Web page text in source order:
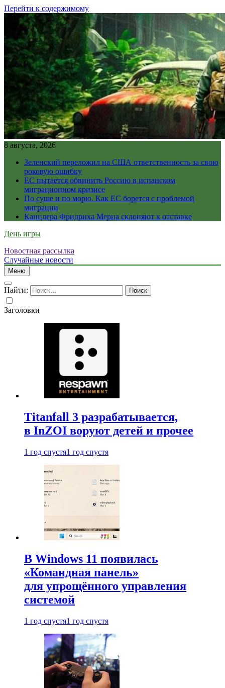
Перейти к содержимому
8 августа, 2026
Зеленский переложил на США ответственность за свою
роковую ошибку
ЕС пытается обвинить Россию в испанском
миграционном кризисе
По суше и по морю. Как ЕС борется с проблемой
миграции
Канцлера Фридриха Мерца склоняют к отставке
День игры
Новостная рассылка
Случайные новости
Меню
Найти:
Заголовки
Titanfall 3 разрабатывается,
в InZOI воруют детей и прочее
1 год спустя1 год спустя
В Windows 11 появилась
«Командная панель»
для упрощённого управления
системой
1 год спустя1 год спустя